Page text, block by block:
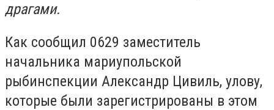
драгами.
Как сообщил 0629 заместитель
начальника мариупольской
рыбинспекции Александр Цивиль, улову,
которые были зарегистрированы в этом